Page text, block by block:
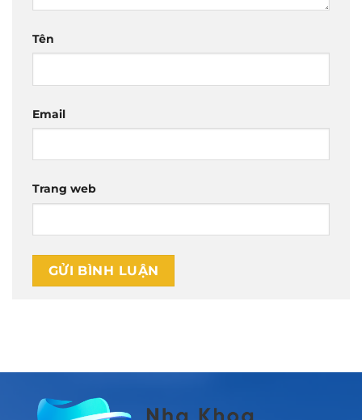
Tên
Email
Trang web